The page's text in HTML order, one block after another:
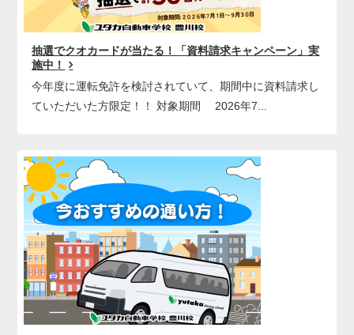
抽選でクオカードが当たる！「資料請求キャンペーン」実
施中！
今年度に運転免許を検討されていて、期間中に資料請求し
ていただいた方限定！！ 対象期間 2026年7...